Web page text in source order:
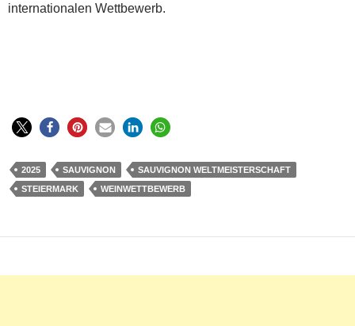
internationalen Wettbewerb.
2025 SAUVIGNON
SAUVIGNON WELTMEISTERSCHAFT
STEIERMARK
WEINWETTBEWERB